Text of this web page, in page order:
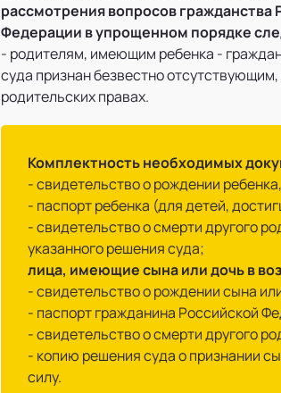
рассмотрения вопросов гражданства
Федерации в упрощенном порядке
- родителям, имеющим ребенка -
суда признан безвестно
родительских правах.
Комплектность необходимых
- свидетельство о рождении ребенка,
- паспорт ребенка (для детей,
- свидетельство о смерти другого
указанного решения суда;
лица, имеющие сына или дочь в
- свидетельство о рождении сына
- паспорт гражданина Российской
- свидетельство о смерти другого
- копию решения суда о признании
силу.